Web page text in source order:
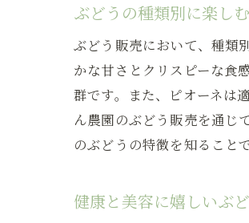
ぶどうの種類別に楽し
ぶどう販売において、種類
かな甘さとクリスピーな食
群です。また、ピオーネは
ん農園のぶどう販売を通じ
のぶどうの特徴を知ること
健康と美容に嬉しいぶ